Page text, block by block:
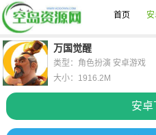
首页
万国觉醒
安卓
类型：角色扮演 安卓游戏
大小：1916.2M